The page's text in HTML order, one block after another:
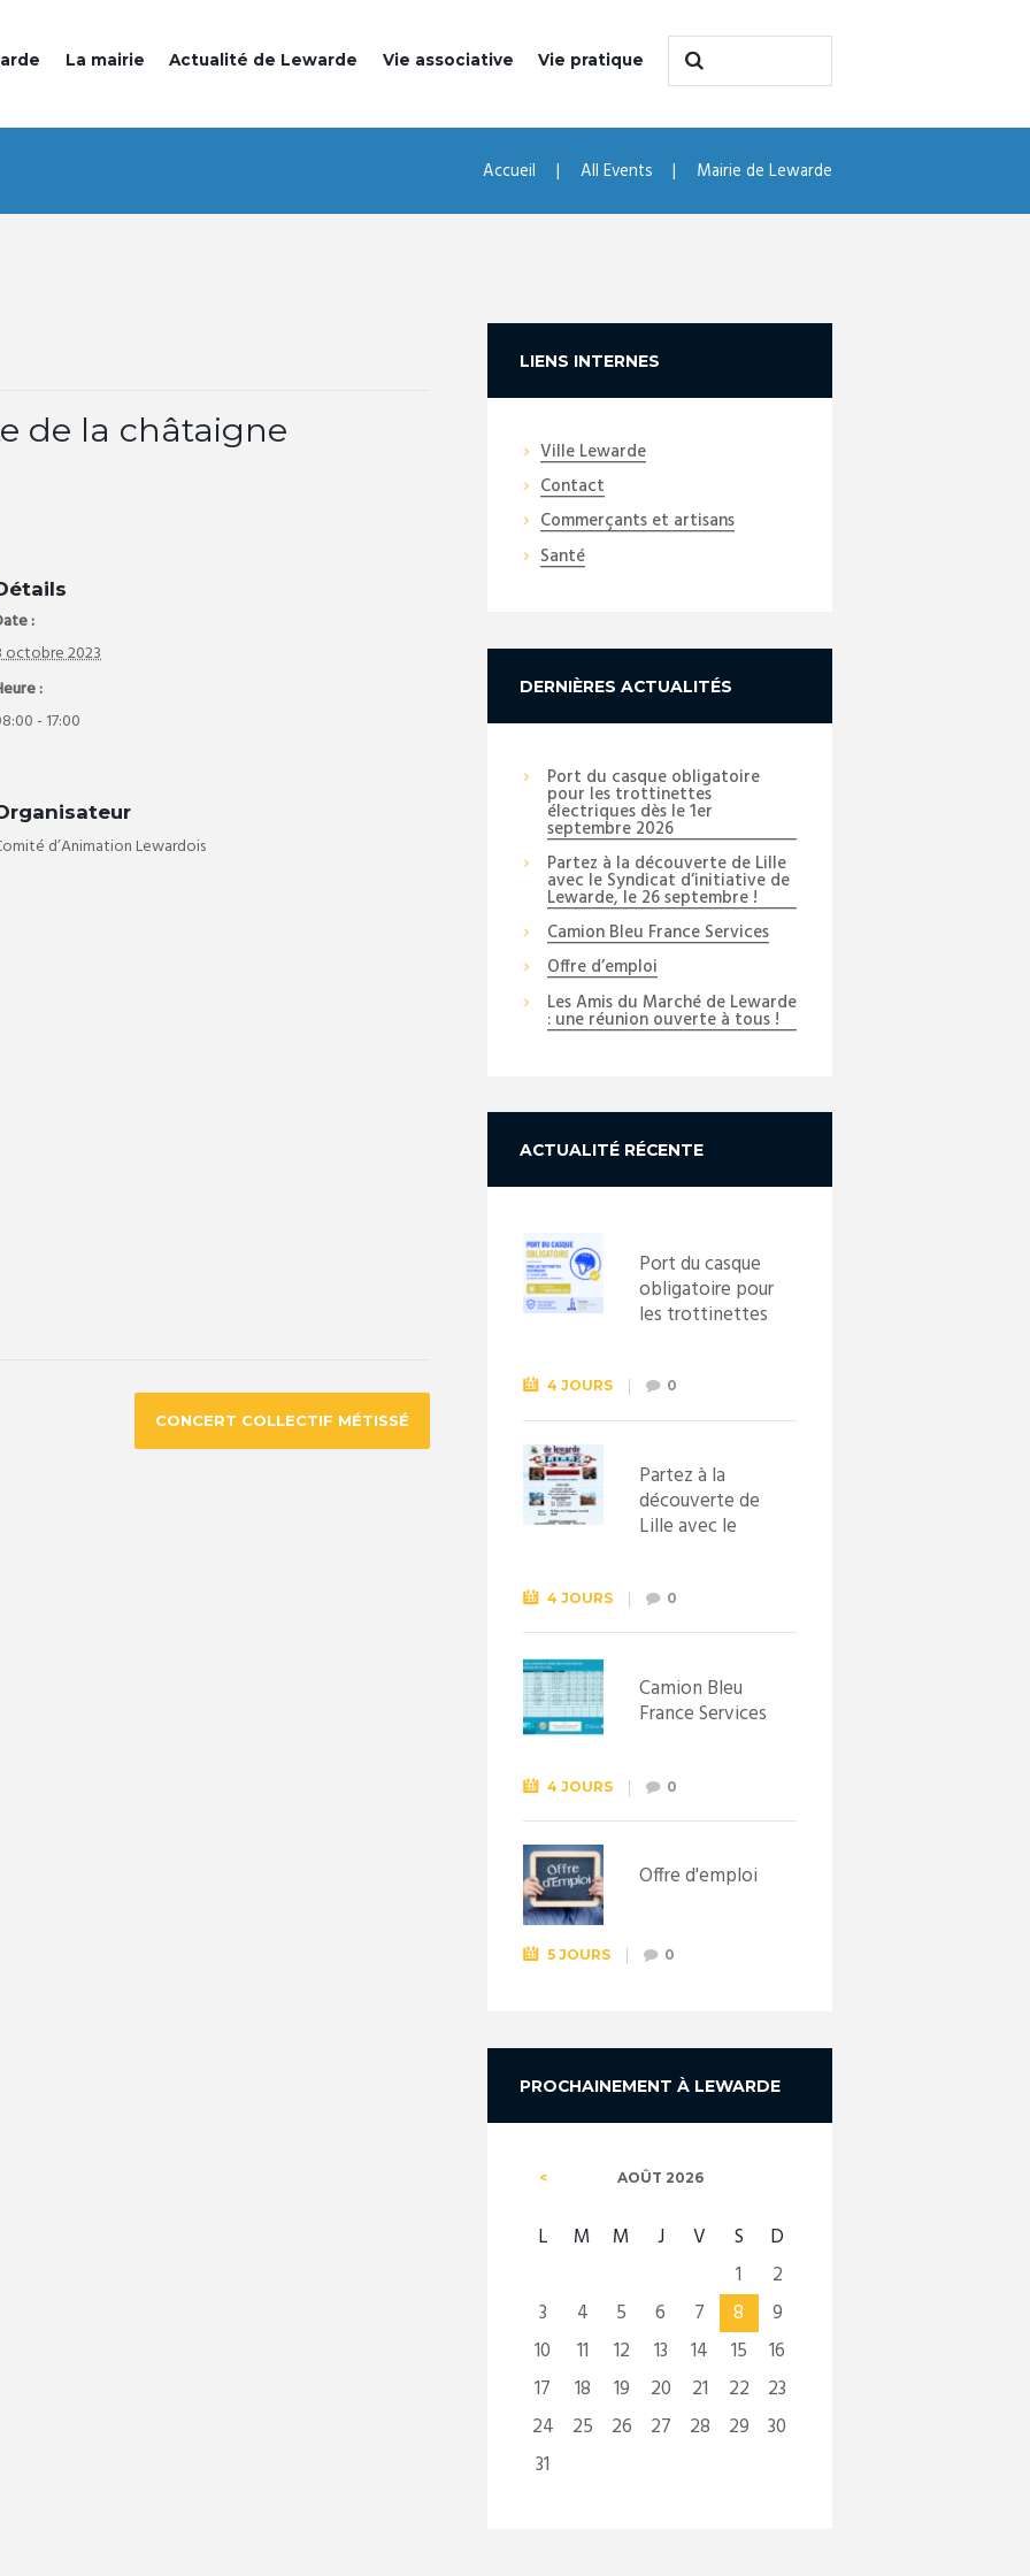
La mairie Actualité de Lewarde Vie associative Vie pratique
Accueil All Events Mairie de Lewarde
de la châtaigne
:
octobre 2023
:
- 17:00
d’Animation Lewardois
CONCERT COLLECTIF MÉTISSÉ
LIENS INTERNES
Ville Lewarde
Contact
Commerçants et artisans
Santé
DERNIÈRES ACTUALITÉS
Port du casque obligatoire
pour les trottinettes
électriques dès le 1er
septembre 2026
Partez à la découverte de Lille
avec le Syndicat d’initiative de
Lewarde, le 26 septembre !
Camion Bleu France Services
Offre d’emploi
Les Amis du Marché de Lewarde
: une réunion ouverte à tous !
ACTUALITÉ RÉCENTE
Port du casque
obligatoire pour
les trottinettes
septembre
2026
4 JOURS 0
Partez à la
découverte de
Lille avec le
Lewarde, le 26
septembre !
4 JOURS 0
Camion Bleu
France Services
4 JOURS 0
Offre d'emploi
5 JOURS 0
PROCHAINEMENT À LEWARDE
AOÛT 2026
L M M J V S
D
1
2
3
4 5 6 7 8
9
10
11 12 13 14 15
16
17
18 19 20 21 22
23
24
25 26 27 28 29
30
31